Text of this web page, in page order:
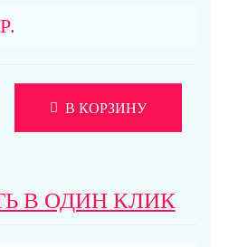
В КОРЗИНУ
В ОДИН КЛИК